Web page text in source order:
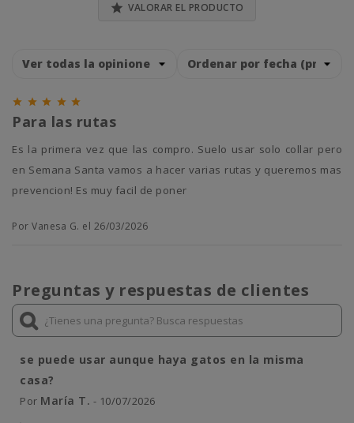
 VALORAR EL PRODUCTO
    
Para las rutas
Es la primera vez que las compro. Suelo usar solo collar pero
en Semana Santa vamos a hacer varias rutas y queremos mas
prevencion! Es muy facil de poner
Por Vanesa G. el 26/03/2026
Preguntas y respuestas de clientes
se puede usar aunque haya gatos en la misma
casa?
Por María T. - 10/07/2026